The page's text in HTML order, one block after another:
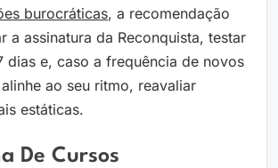
burocráticas, a recomendação
a assinatura da Reconquista, testar
dias e, caso a frequência de novos
ao seu ritmo, reavaliar
estáticas.
De Cursos